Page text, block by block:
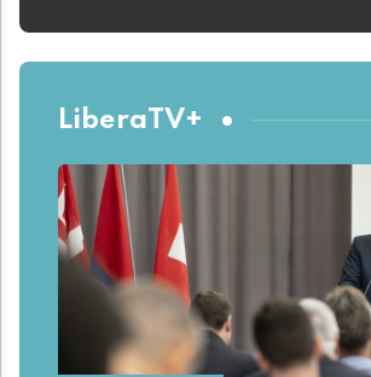
LiberaTV+